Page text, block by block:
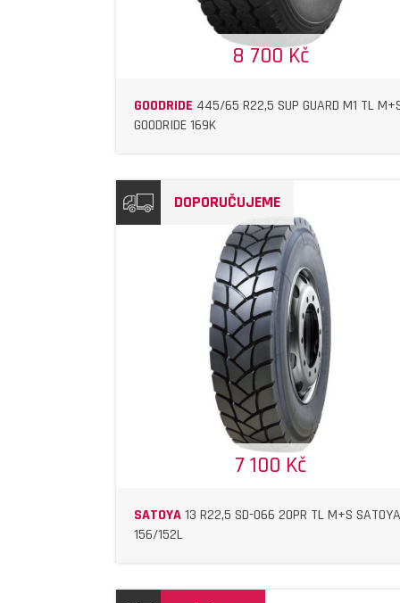
8 700 Kč
GOODRIDE 445/65 R22,5 SUP GUARD M1 TL
GOODRIDE 169K
DOPORUČUJEME
7 100 Kč
SATOYA13 R22,5 SD-066 20PR TL M+S SATOYA
156/152L
DETAIL